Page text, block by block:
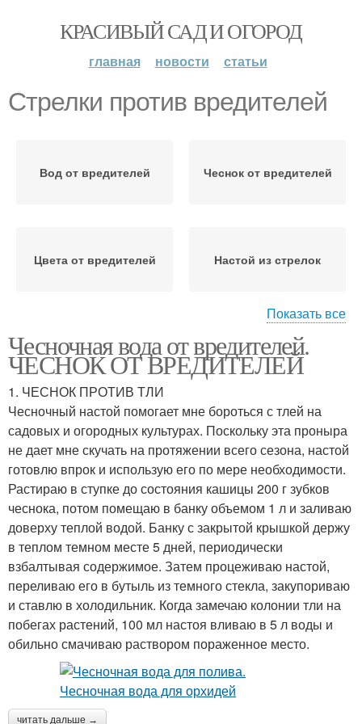
КРАСИВЫЙ САД И ОГОРОД
главная новости статьи
Стрелки против вредителей
Вод от вредителей Чеснок от вредителей
Цвета от вредителей Настой из стрелок
Стрелки от вредителей Чесночные стрелки
Стрелки против
фитофтороза
Показать все
Чесночная вода от вредителей.
ЧЕСНОК ОТ ВРЕДИТЕЛЕЙ
1. ЧЕСНОК ПРОТИВ ТЛИ
Чесночный настой помогает мне бороться с тлей на
садовых и огородных культурах. Поскольку эта проныра
не дает мне скучать на протяжении всего сезона, настой
готовлю впрок и использую его по мере необходимости.
Растираю в ступке до состояния кашицы 200 г зубков
чеснока, потом помещаю в банку объемом 1 л и заливаю
доверху теплой водой. Банку с закрытой крышкой держу
в теплом темном месте 5 дней, периодически
взбалтывая содержимое. Затем процеживаю настой,
переливаю его в бутыль из темного стекла, закупориваю
и ставлю в холодильник. Когда замечаю колонии тли на
побегах растений, 100 мл настоя вливаю в 5 л воды и
обильно смачиваю раствором пораженное место.
читать дальше →